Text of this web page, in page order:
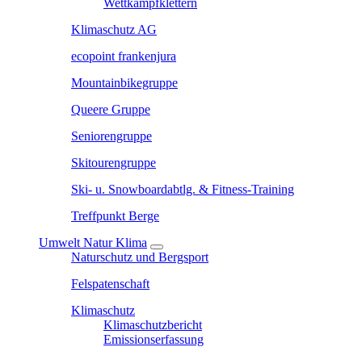
Wettkampfklettern
Klimaschutz AG
ecopoint frankenjura
Mountainbikegruppe
Queere Gruppe
Seniorengruppe
Skitourengruppe
Ski- u. Snowboardabtlg. & Fitness-Training
Treffpunkt Berge
Umwelt Natur Klima
Naturschutz und Bergsport
Felspatenschaft
Klimaschutz
Klimaschutzbericht
Emissionserfassung